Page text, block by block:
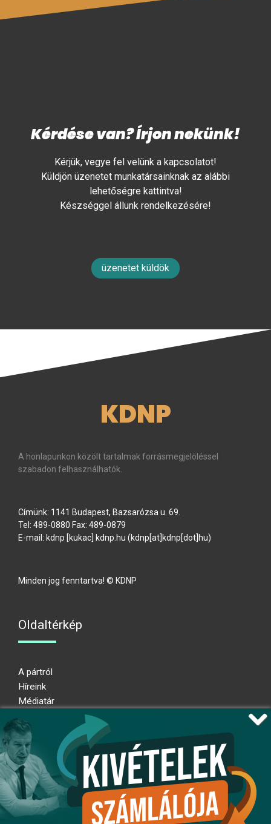
Kérdése van? Írjon nekünk!
Kérjük, vegye fel velünk a kapcsolatot!
Küldjön üzenetet munkatársainknak az alábbi
lehetőségre kattintva!
Készséggel állunk rendelkezésére!
üzenetet küldök
KDNP
A honlapunkon közölt tartalmak forrásmegjelöléssel
szabadon felhasználhatók.
Címünk: 1141 Budapest, Bazsarózsa u. 69.
Tel: 489-0880 Fax: 489-0879
E-mail: kdnp [kukac] kdnp.hu (kdnp[at]kdnp[dot]hu)
Minden jog fenntartva! © KDNP
Oldaltérkép
A pártról
Híreink
Médiatár
Adatkezelési nyilatkozat
Átláthatósági nyilatkozat
Ugrás az oldal tetejére
Kövessen minket!